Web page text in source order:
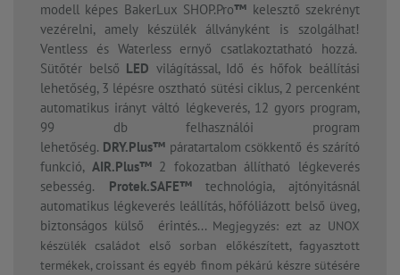
modell képes BakerLux SHOP.Pro™ kelesztő szekrényt
vezérelni, amely készülék állványként is szolgálhat!
Ventless és Waterless ernyő csatlakoztatható hozzá.
Sütőtér belső LED világítással, Idő és hőfok beállítási
lehetőség, 3 lépésre osztható sütési ciklus, 2 percenként
automatikus irányt váltó légkeverés, 12 gyors program,
99 db felhasználói program
lehetőség. DRY.Plus™ páratartalom csökkentő és szárító
funkció, AIR.Plus™2 fokozatban állítható légkeverés
sebesség. Protek.SAFE™technológia, ajtónyitásnál
automatikus légkeverés leállítás, hőfóliázott belső üveg,
biztonságos külső érintés... Megjegyzés: ezt az UNOX
készülék családot első sorban előkészített, fagyasztott
termékek, croissant és egyéb finom pékárú készre sütésére